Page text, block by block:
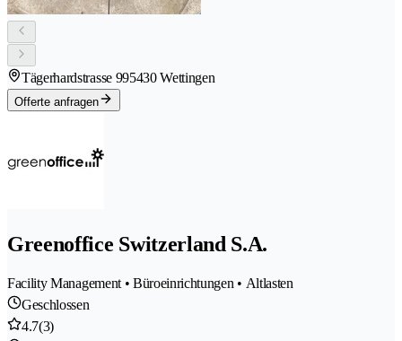
Tägerhardstrasse 995430 Wettingen
Offerte anfragen
Greenoffice Switzerland S.A.
Facility Management • Büroeinrichtungen • Altlasten
Geschlossen
4.7(3)